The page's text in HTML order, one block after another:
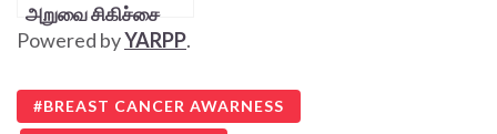
அறுவை சிகிச்சை
தேவையா?
Powered byYARPP.
BREAST CANCER AWARNESS